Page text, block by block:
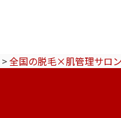
>全国の脱毛×肌管理サロ